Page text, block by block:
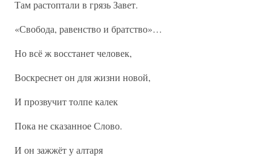
Там растоптали в грязь Завет.
«Свобода, равенство и братство»…
Но всё ж восстанет человек,
Воскреснет он для жизни новой,
И прозвучит толпе калек
Пока не сказанное Слово.
И он зажжёт у алтаря